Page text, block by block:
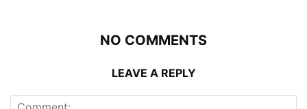
NO COMMENTS
LEAVE A REPLY